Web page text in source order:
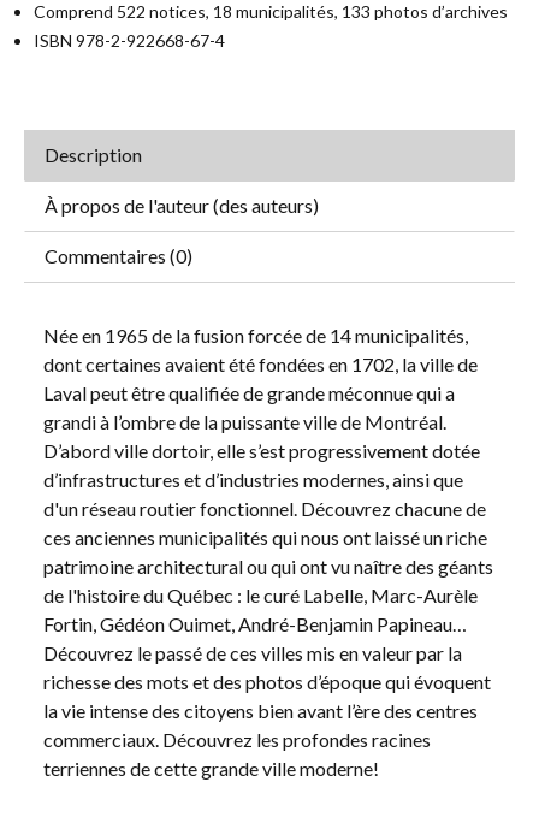
Comprend 522 notices, 18 municipalités, 133 photos d’archives
ISBN 978-2-922668-67-4
Description
À propos de l'auteur (des auteurs)
Commentaires (0)
Née en 1965 de la fusion forcée de 14 municipalités,
dont certaines avaient été fondées en 1702, la ville de
Laval peut être qualifiée de grande méconnue qui a
grandi à l’ombre de la puissante ville de Montréal.
D’abord ville dortoir, elle s’est progressivement dotée
d’infrastructures et d’industries modernes, ainsi que
d'un réseau routier fonctionnel. Découvrez chacune de
ces anciennes municipalités qui nous ont laissé un riche
patrimoine architectural ou qui ont vu naître des géants
de l'histoire du Québec : le curé Labelle, Marc-Aurèle
Fortin, Gédéon Ouimet, André-Benjamin Papineau…
Découvrez le passé de ces villes mis en valeur par la
richesse des mots et des photos d’époque qui évoquent
la vie intense des citoyens bien avant l’ère des centres
commerciaux. Découvrez les profondes racines
terriennes de cette grande ville moderne!